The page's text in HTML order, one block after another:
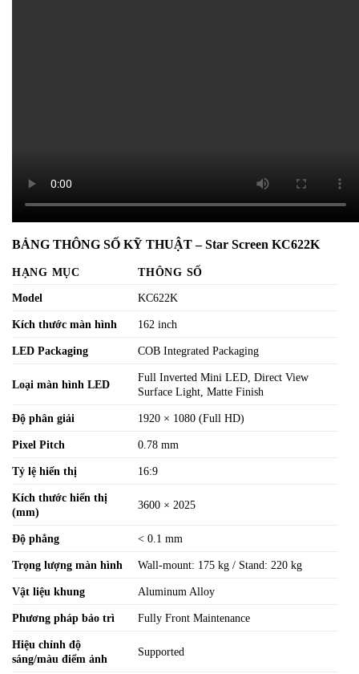
BẢNG THÔNG SỐ KỸ THUẬT – Star Screen KC622K
HẠNG MỤC
THÔNG SỐ
Model
KC622K
Kích thước màn hình 162 inch
LED Packaging COB Integrated Packaging
Loại màn hình LED
Full Inverted Mini LED, Direct View
Surface Light, Matte Finish
Độ phân giải 1920 × 1080 (Full HD)
Pixel Pitch 0.78 mm
Tỷ lệ hiển thị 16:9
Kích thước hiển thị
(mm)
3600 × 2025
Độ phẳng < 0.1 mm
Trọng lượng màn hình Wall-mount: 175 kg / Stand: 220 kg
Vật liệu khung Aluminum Alloy
Phương pháp bảo trì Fully Front Maintenance
Hiệu chỉnh độ
sáng/màu điểm ảnh
Supported